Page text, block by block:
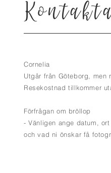
Cornelia
Utgår från Göteborg, men
Resekostnad tillkommer
Förfrågan om bröllop
- Vänligen ange datum, ort
och vad ni önskar få